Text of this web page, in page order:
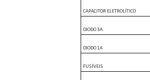
CAPACITOR ELETROLÍTICO
DIODO 3A
DIODO 1A
FUSÍVEIS